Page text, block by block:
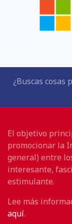
¿Buscas
El objetivo
promocionar la
general) entre
interesante,
estimulante.
Lee más
aquí.